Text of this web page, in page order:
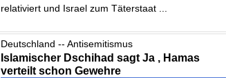
relativiert und Israel zum Täterstaat ...
Deutschland -- Antisemitismus
Islamischer Dschihad sagt Ja , Hamas
verteilt schon Gewehre